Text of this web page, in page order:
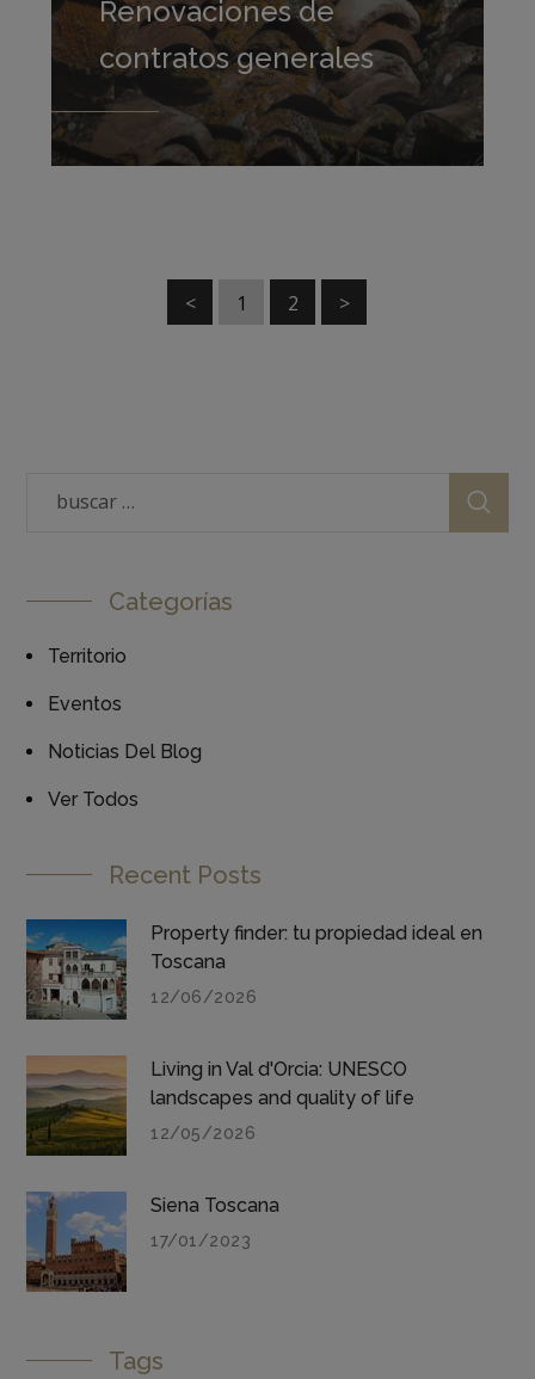
Renovaciones de
contratos generales
< 1 2 >
Categorías
Territorio
Eventos
Noticias Del Blog
Ver Todos
Recent Posts
Property finder: tu propiedad ideal en
Toscana
12/06/2026
Living in Val d'Orcia: UNESCO
landscapes and quality of life
12/05/2026
Siena Toscana
17/01/2023
Tags